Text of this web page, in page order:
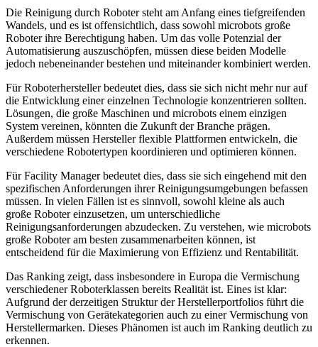
Die Reinigung durch Roboter steht am Anfang eines tiefgreifenden
Wandels, und es ist offensichtlich, dass sowohl microbots große
Roboter ihre Berechtigung haben. Um das volle Potenzial der
Automatisierung auszuschöpfen, müssen diese beiden Modelle
jedoch nebeneinander bestehen und miteinander kombiniert werden.
Für Roboterhersteller bedeutet dies, dass sie sich nicht mehr nur auf
die Entwicklung einer einzelnen Technologie konzentrieren sollten.
Lösungen, die große Maschinen und microbots einem einzigen
System vereinen, könnten die Zukunft der Branche prägen.
Außerdem müssen Hersteller flexible Plattformen entwickeln, die
verschiedene Robotertypen koordinieren und optimieren können.
Für Facility Manager bedeutet dies, dass sie sich eingehend mit den
spezifischen Anforderungen ihrer Reinigungsumgebungen befassen
müssen. In vielen Fällen ist es sinnvoll, sowohl kleine als auch
große Roboter einzusetzen, um unterschiedliche
Reinigungsanforderungen abzudecken. Zu verstehen, wie microbots
große Roboter am besten zusammenarbeiten können, ist
entscheidend für die Maximierung von Effizienz und Rentabilität.
Das Ranking zeigt, dass insbesondere in Europa die Vermischung
verschiedener Roboterklassen bereits Realität ist. Eines ist klar:
Aufgrund der derzeitigen Struktur der Herstellerportfolios führt die
Vermischung von Gerätekategorien auch zu einer Vermischung von
Herstellermarken. Dieses Phänomen ist auch im Ranking deutlich zu
erkennen.